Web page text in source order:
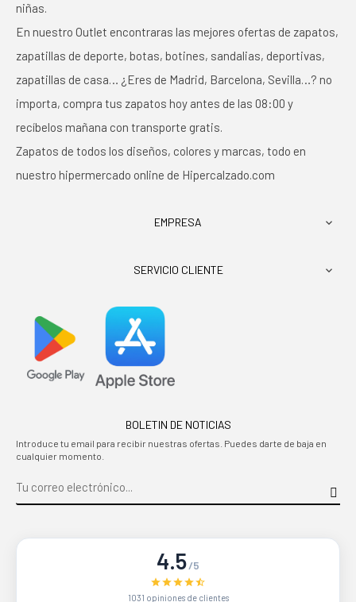
niñas.
En nuestro Outlet encontraras las mejores ofertas de zapatos,
zapatillas de deporte, botas, botines, sandalias, deportivas,
zapatillas de casa… ¿Eres de Madrid, Barcelona, Sevilla…? no
importa, compra tus zapatos hoy antes de las 08:00 y
recíbelos mañana con transporte gratis.
Zapatos de todos los diseños, colores y marcas, todo en
nuestro hipermercado online de Hipercalzado.com
EMPRESA 
SERVICIO CLIENTE 
BOLETIN DE NOTICIAS
Introduce tu email para recibir nuestras ofertas. Puedes darte de baja en
cualquier momento.
4.5/5
1031 opiniones de clientes